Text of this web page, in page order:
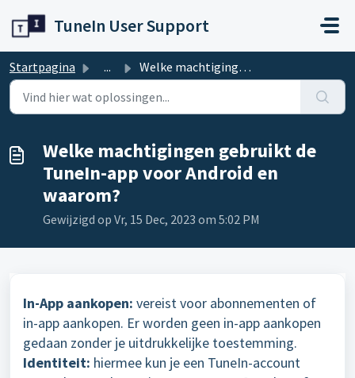
TuneIn User Support
Startpagina ... Welke machtigingen gebruikt de TuneIn-app voor Android en...
Welke machtigingen gebruikt de
TuneIn-app voor Android en
waarom?
Gewijzigd op Vr, 15 Dec, 2023 om 5:02 PM
In-App aankopen: vereist voor abonnementen of
in-app aankopen. Er worden geen in-app aankopen
gedaan zonder je uitdrukkelijke toestemming.
Identiteit: hiermee kun je een TuneIn-account